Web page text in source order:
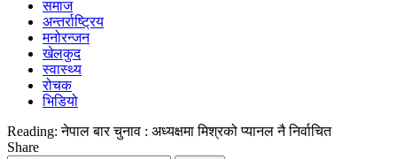
समाज
अन्तर्राष्ट्रिय
मनोरन्जन
खेलकुद
स्वास्थ्य
रोचक
भिडियो
Reading: नेपाल बार चुनाव : अध्यक्षमा मिश्रको प्यानल नै निर्वाचित
Share